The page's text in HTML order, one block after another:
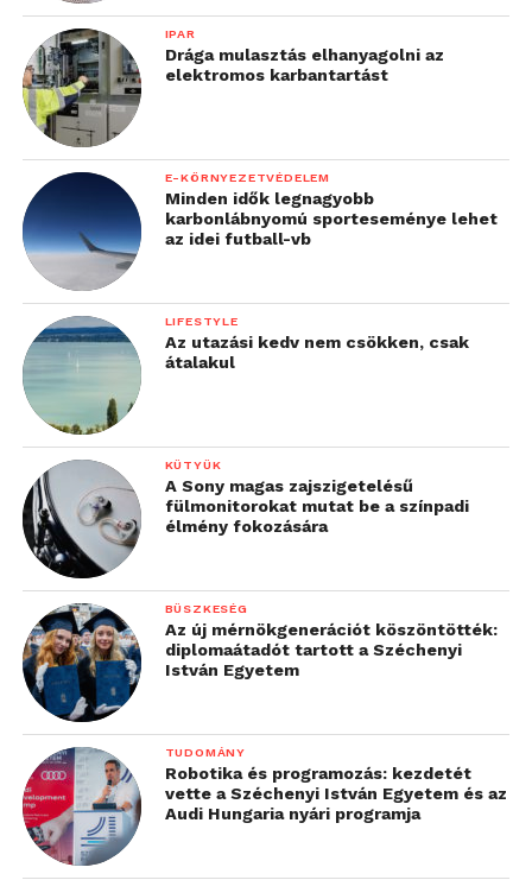
IPAR
Drága mulasztás elhanyagolni az
elektromos karbantartást
E-KÖRNYEZETVÉDELEM
Minden idők legnagyobb
karbonlábnyomú sporteseménye lehet
az idei futball-vb
LIFESTYLE
Az utazási kedv nem csökken, csak
átalakul
KÜTYÜK
A Sony magas zajszigetelésű
fülmonitorokat mutat be a színpadi
élmény fokozására
BÜSZKESÉG
Az új mérnökgenerációt köszöntötték:
diplomaátadót tartott a Széchenyi
István Egyetem
TUDOMÁNY
Robotika és programozás: kezdetét
vette a Széchenyi István Egyetem és az
Audi Hungaria nyári programja